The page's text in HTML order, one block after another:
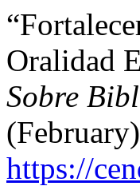
Oralidad
Sobre
https://